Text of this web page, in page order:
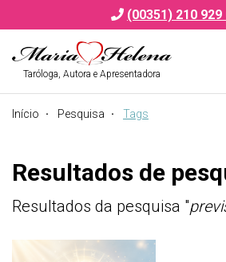
(00351) 210 929
Taróloga, Autora e Apresentadora
Início Pesquisa Tags
Resultados de
Resultados da pesquisa "